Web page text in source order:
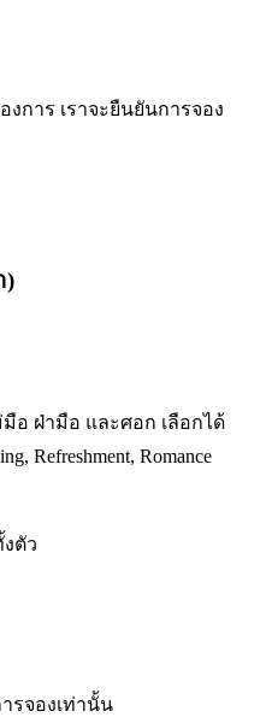
การ เราจะยืนยันการจอง
)
อ ฝ่ามือ และศอก เลือกได้
Refreshment, Romance
ตัว
รจองเท่านั้น